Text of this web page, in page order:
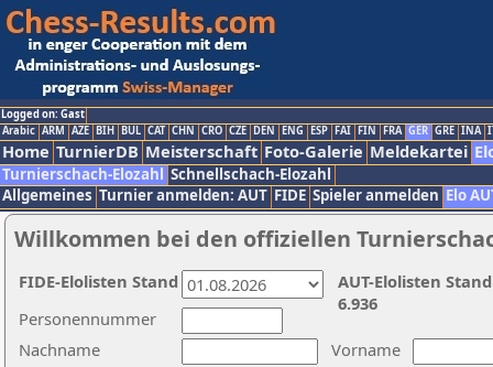
Logged on: Gast
Arabic ARM AZE BIH BUL CAT CHN CRO CZE DEN ENG ESP FAI FIN FRA GER GRE INA
Home TurnierDB Meisterschaft Foto-Galerie Meldekartei
Turnierschach-Elozahl Schnellschach-Elozahl
Allgemeines Turnier anmelden: AUT FIDE Spieler anmelden Elo
Willkommen bei den offiziellen
Nachname
Vorname
Personennummer
AUT-Elolisten
6.936
FIDE-Elolisten Stand